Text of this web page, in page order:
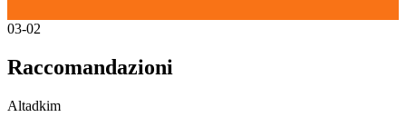
03-02
Raccomandazioni
Altadkim